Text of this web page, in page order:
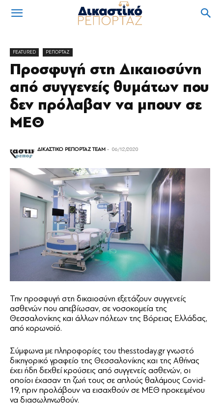
FEATURED ΡΕΠΟΡΤΑΖ
Προσφυγή στη Δικαιοσύνη
από συγγενείς θυμάτων που
δεν πρόλαβαν να μπουν σε
ΜΕΘ
ΔΙΚΑΣΤΙΚΟ ΡΕΠΟΡΤΑΖ TEAM - 06/12/2020
Την προσφυγή στη δικαιοσύνη εξετάζουν συγγενείς
ασθενών που απεβίωσαν, σε νοσοκομεία της
Θεσσαλονίκης και άλλων πόλεων της Βόρειας Ελλάδας,
από κορωνοϊό.
Σύμφωνα με πληροφορίες του thesstoday.gr γνωστό
δικηγορικό γραφείο της Θεσσαλονίκης και της Αθήνας
έχει ήδη δεχθεί κρούσεις από συγγενείς ασθενών, οι
οποίοι έχασαν τη ζωή τους σε απλούς θαλάμους Covid-
19, πριν προλάβουν να εισαχθούν σε ΜΕΘ προκειμένου
να διασωληνωθούν.